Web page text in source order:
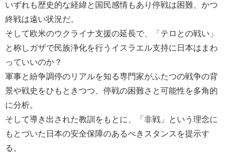
いずれも歴史的な経緯と国民感情もあり停戦は困難、かつ
終戦は遠い状況だ。
そして欧米のウクライナ支援の延長で、「テロとの戦い」
と称しガザで民族浄化を行うイスラエル支持に日本はまわ
っていいのか？
軍事と紛争調停のリアルを知る専門家がふたつの戦争の背
景や戦史をひもときつつ、停戦の困難さと可能性を多角的
に分析。
そして導き出された教訓をもとに、「非戦」という理念に
もとづいた日本の安全保障のあるべきスタンスを提示す
る。